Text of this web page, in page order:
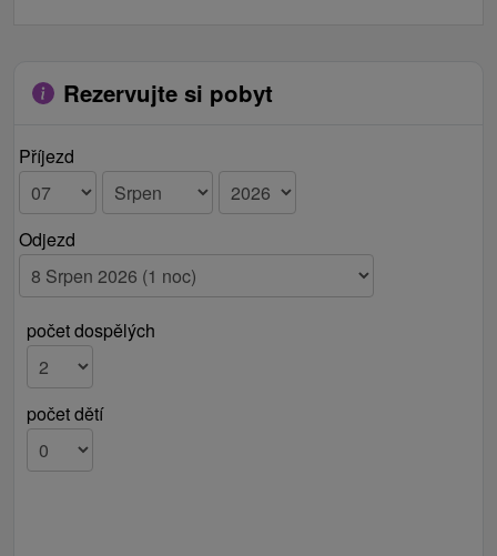
Rezervujte si pobyt
Příjezd
Odjezd
počet dospělých
počet dětí